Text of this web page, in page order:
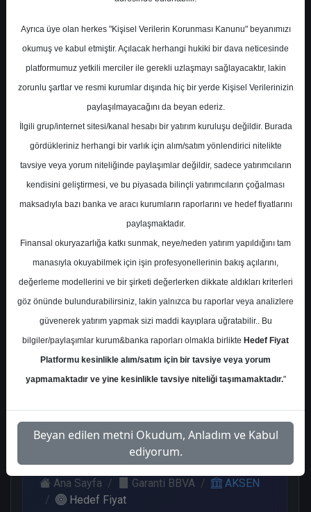
0
Get.
0
Salı, 12 Mayıs 2026
En Yüksek Tahmin 129,40 ₺
Ortalama Fiyat Tahmini 112,81 ₺
Ortalama Getiri Potansiyeli %20.20
Kurum Sayısı
12
Al
7
Tut
2
End.
Get.
1
Endeks
2
Salı, 12 Mayıs 2026
Ana Sayfa Garanti BBVA
AKSEN
Hedef Fiyat
Ayrıca üye olan herkes "Kişisel Verilerin Korunması Kanunu" beyanımızı
okumuş ve kabul etmiştir. Açılacak herhangi hukiki bir dava neticesinde
platformumuz yetkili merciler ile gerekli uzlaşmayı sağlayacaktır, lakin
zorunlu şartlar ve resmi kurumlar dışında hiç bir yerde Kişisel Verilerinizin
paylaşılmayacağını da beyan ederiz.
İlgili grup/internet sitesi/kanal hesabı bir yatırım kuruluşu değildir. Burada
gördükleriniz herhangi bir varlık için alım/satım yönlendirici nitelikte
tavsiye veya yorum niteliğinde paylaşımlar değildir, sadece yatırımcıların
kendisini geliştirmesi, ve bu piyasada bilinçli yatırımcıların çoğalması
maksadıyla bazı banka ve aracı kurumların raporlarını ve hedef fiyatlarını
paylaşmaktadır.
Finansal okuryazarlığa katkı sunmak, neye/neden yatırım yapıldığını tam
manasıyla okuyabilmek için işin profesyonellerinin bakış açılarını,
değerleme modellerini ve bir şirketi değerlerken dikkate aldıkları kriterleri
göz önünde bulundurabilirsiniz, lakin yalnızca bu raporlar veya analizlere
güvenerek yatırım yapmak sizi maddi kayıplara uğratabilir.. Bu
bilgiler/paylaşımlar kurum&banka raporları olmakla birlikte Hedef Fiyat
Platformu kesinlikle alım/satım için bir tavsiye veya yorum
yapmamaktadır ve yine kesinlikle tavsiye niteliği taşımamaktadır."
Beyan edilen metni Okudum, Anladım ve Kabul
ediyorum.